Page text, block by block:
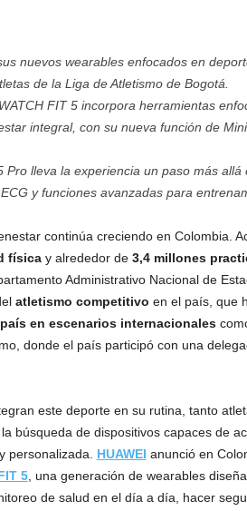
nuevos wearables enfocados en
de la Liga de Atletismo de Bogotá.
FIT 5 incorpora herramientas
integral, con su nueva función de
Pro lleva la experiencia un paso más
y funciones avanzadas para
continúa creciendo en Colombia.
físicay alrededor de 3,4 millones
Administrativo Nacional de
atletismo competitivo en el país, que
en escenarios internacionales
donde el país participó con una
este deporte en su rutina, tanto
búsqueda de dispositivos capaces de
personalizada. HUAWEI anunció en
5, una generación de wearables
de salud en el día a día, hacer